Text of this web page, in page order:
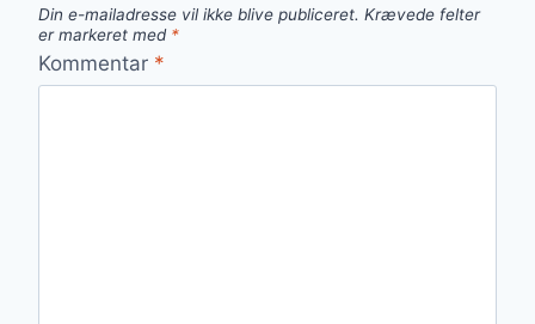
Din e-mailadresse vil ikke blive publiceret. Krævede felter
er markeret med *
Kommentar *